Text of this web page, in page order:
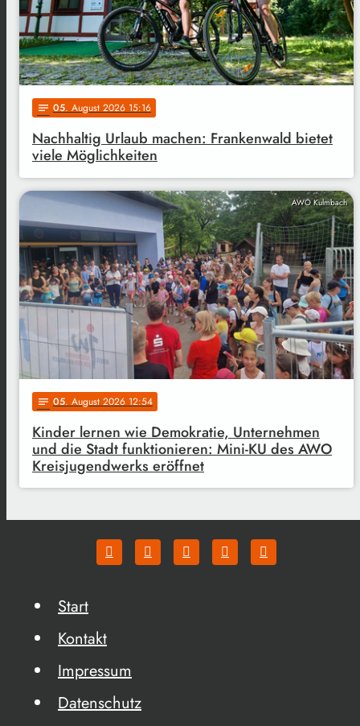
notes 05. August 2026 15:16
Nachhaltig Urlaub machen: Frankenwald bietet
viele Möglichkeiten
AWO Kulmbach
notes 05. August 2026 12:54
Kinder lernen wie Demokratie, Unternehmen
und die Stadt funktionieren: Mini-KU des AWO
Kreisjugendwerks eröffnet
Start
Kontakt
Impressum
Datenschutz